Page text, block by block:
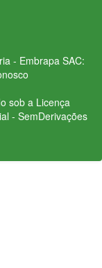
- Embrapa SAC:
sob a Licença
- SemDerivações